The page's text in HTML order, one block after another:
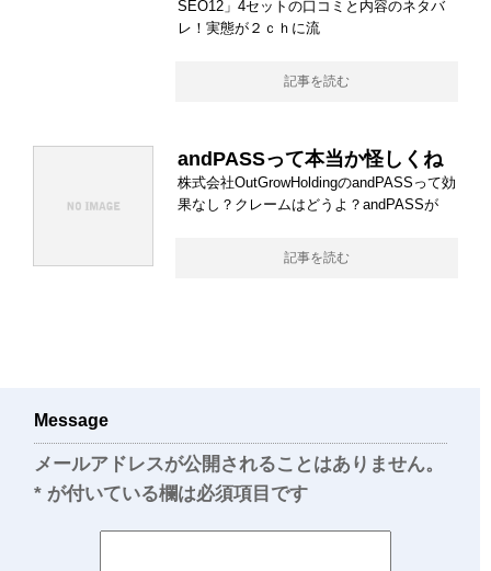
SEO12」4セットの口コミと内容のネタバ
レ！実態が２ｃｈに流
記事を読む
andPASSって本当か怪しくね
株式会社OutGrowHoldingのandPASSって効
果なし？クレームはどうよ？andPASSが
記事を読む
Message
メールアドレスが公開されることはありません。
* が付いている欄は必須項目です